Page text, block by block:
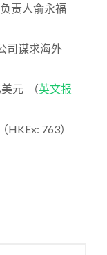
负责人俞永福
司谋求海外
元 （英文报
（HKEx: 763）